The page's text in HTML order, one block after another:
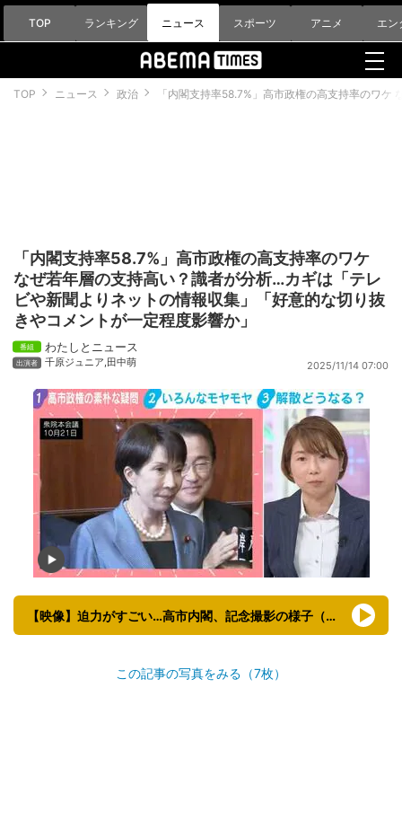
TOP ランキング ニュース スポーツ アニメ エン
TOP ニュース 政治 「内閣支持率58.7%」高市政権の高支持率のワ
「内閣支持率58.7%」高市政権の高支持率のワケ
なぜ若年層の支持高い？識者が分析…カギは「テレ
ビや新聞よりネットの情報収集」「好意的な切り抜
きやコメントが一定程度影響か」
わたしとニュース
千原ジュニア,田中萌 2025/11/14 07:00
【映像】迫力がすごい…高市内閣、記念撮影の様子（動画あり）
この記事の写真をみる（7枚）